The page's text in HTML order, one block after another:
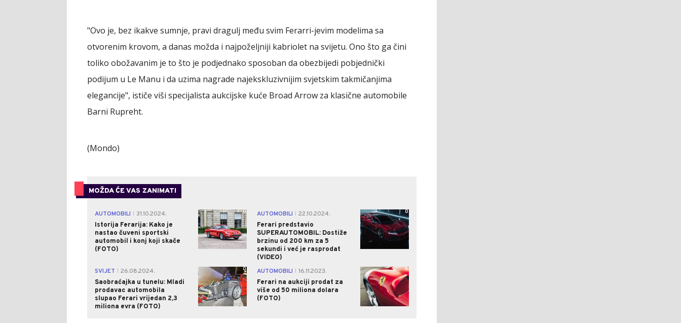
"Ovo je, bez ikakve sumnje, pravi dragulj među svim Ferarri-jevim modelima sa
otvorenim krovom, a danas možda i najpoželjniji kabriolet na svijetu. Ono što ga čini
toliko obožavanim je to što je podjednako sposoban da obezbijedi pobjednički
podijum u Le Manu i da uzima nagrade najekskluzivnijim svjetskim takmičanjima
elegancije", ističe viši specijalista aukcijske kuće Broad Arrow za klasične automobile
Barni Rupreht.
(Mondo)
MOŽDA ĆE VAS ZANIMATI
AUTOMOBILI
31.10.2024.
Istorija Ferarija: Kako je
nastao čuveni sportski
automobil i konj koji skače
(FOTO)
0 AUTOMOBILI
22.10.2024.
Ferari predstavio
SUPERAUTOMOBIL: Dostiže
brzinu od 200 km za 5
sekundi i već je rasprodat
(VIDEO)
0
SVIJET
26.08.2024.
Saobraćajka u tunelu: Mladi
prodavac automobila
slupao Ferari vrijedan 2,3
miliona evra (FOTO)
0 AUTOMOBILI
16.11.2023.
Ferari na aukciji prodat za
više od 50 miliona dolara
(FOTO)
0